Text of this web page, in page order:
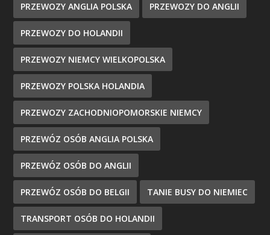
PRZEWOZY ANGLIA POLSKA PRZEWOZY DO ANGLII
PRZEWOZY DO HOLANDII
PRZEWOZY NIEMCY WIELKOPOLSKA
PRZEWOZY POLSKA HOLANDIA
PRZEWOZY ZACHODNIOPOMORSKIE NIEMCY
PRZEWÓZ OSÓB ANGLIA POLSKA
PRZEWÓZ OSÓB DO ANGLII
PRZEWÓZ OSÓB DO BELGII TANIE BUSY DO NIEMIEC
TRANSPORT OSÓB DO HOLANDII